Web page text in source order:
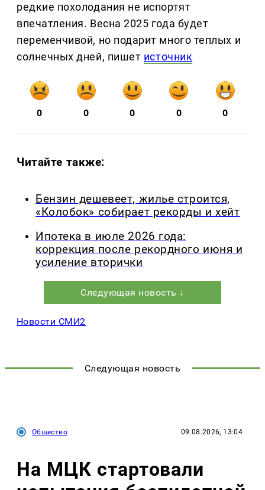
редкие похолодания не испортят
впечатления. Весна 2025 года будет
переменчивой, но подарит много теплых и
солнечных дней, пишет источник
0 0 0 0 0
Читайте также:
Бензин дешевеет, жилье строится,
«Колобок» собирает рекорды и хейт
Ипотека в июле 2026 года:
коррекция после рекордного июня и
усиление вторички
Следующая новость ↓
Новости СМИ2
Следующая новость
Общество 09.08.2026, 13:04
На МЦК стартовали